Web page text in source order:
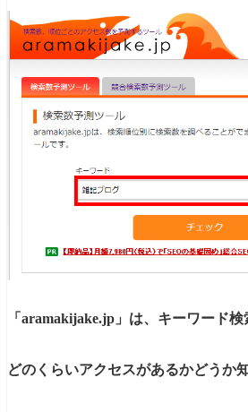
「aramakijake.jp」は、キーワード検
どのくらいアクセスがあるかどうか